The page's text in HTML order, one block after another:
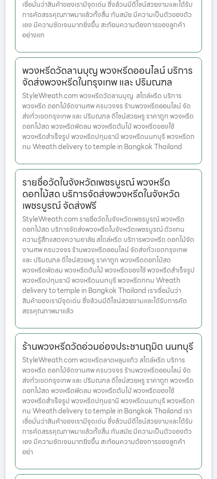
เชื่อมั่นว่าสินค้าของเรามีจุดเด่น ซึ่งล้วนมีดีไซน์สวยงามและได้รับ
การคัดสรรคุณภาพมาแล้วทั้งสิ้น ทันสมัย มีความเป็นตัวของตัว
เอง มีความชัดเจนมากยิ่งขึ้น สะท้อนความต้องการของลูกค้า
อย่างแท
พวงหรีดวัดลานบุญ พวงหรีดออนไลน์ บริการ
จัดส่งพวงหรีดในกรุงเทพ และ ปริมณฑล
StyleWreath.com พวงหรีดวัดลานบุญ สไตล์หรีด บริการ
พวงหรีด ดอกไม้จัดงานศพ ครบวงจร ร้านพวงหรีดออนไลน์ จัด
ส่งทั่วเขตกรุงเทพ และ ปริมณฑล ดีไซน์สวยหรู ราคาถูก พวงหรีด
ดอกไม้สด พวงหรีดพัดลม พวงหรีดต้นไม้ พวงหรีดของใช้
พวงหรีดสำเร็จรูป พวงหรีดปทุมธานี พวงหรีดนนทบุรี พวงหรีดก
ทม Wreath delivery to temple in Bangkok Thailand
รายชื่อวัดในจังหวัดเพชรบูรณ์ พวงหรีด
ดอกไม้สด บริการจัดส่งพวงหรีดในจังหวัด
เพชรบูรณ์ จัดส่งฟรี
StyleWreath.com รายชื่อวัดในจังหวัดเพชรบูรณ์ พวงหรีด
ดอกไม้สด บริการจัดส่งพวงหรีดในจังหวัดเพชรบูรณ์ ตัวแทน
ความรู้สึกแสดงความอาลัย สไตล์หรีด บริการพวงหรีด ดอกไม้จัด
งานศพ ครบวงจร ร้านพวงหรีดออนไลน์ จัดส่งทั่วเขตกรุงเทพ
และ ปริมณฑล ดีไซน์สวยหรู ราคาถูก พวงหรีดดอกไม้สด
พวงหรีดพัดลม พวงหรีดต้นไม้ พวงหรีดของใช้ พวงหรีดสำเร็จรูป
พวงหรีดปทุมธานี พวงหรีดนนทบุรี พวงหรีดกทม Wreath
delivery to temple in Bangkok Thailand เราเชื่อมั่นว่า
สินค้าของเรามีจุดเด่น ซึ่งล้วนมีดีไซน์สวยงามและได้รับการคัด
สรรคุณภาพมาแล้ว
ร้านพวงหรีดวัดอ่วมอ่องประชานฤมิต นนทบุรี
StyleWreath.com พวงหรีดลาดหลุมแก้ว สไตล์หรีด บริการ
พวงหรีด ดอกไม้จัดงานศพ ครบวงจร ร้านพวงหรีดออนไลน์ จัด
ส่งทั่วเขตกรุงเทพ และ ปริมณฑล ดีไซน์สวยหรู ราคาถูก พวงหรีด
ดอกไม้สด พวงหรีดพัดลม พวงหรีดต้นไม้ พวงหรีดของใช้
พวงหรีดสำเร็จรูป พวงหรีดปทุมธานี พวงหรีดนนทบุรี พวงหรีดก
ทม Wreath delivery to temple in Bangkok Thailand เรา
เชื่อมั่นว่าสินค้าของเรามีจุดเด่น ซึ่งล้วนมีดีไซน์สวยงามและได้รับ
การคัดสรรคุณภาพมาแล้วทั้งสิ้น ทันสมัย มีความเป็นตัวของตัว
เอง มีความชัดเจนมากยิ่งขึ้น สะท้อนความต้องการของลูกค้า
อย่า